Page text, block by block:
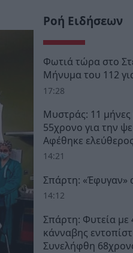
Ροή Ειδήσεων
Φωτιά τώρα στο
Μήνυμα του 112
17:28
Μυστράς: 11
55χρονο για την
Αφέθηκε ελεύθερος
14:21
Σπάρτη: «Έφυγαν»
14:12
Σπάρτη: Φυτεία με
κάνναβης
Συνελήφθη